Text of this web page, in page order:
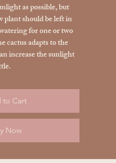
as possible, but
plant should be left in
for one or two
cactus adapts to the
increase the sunlight
to Cart
Now